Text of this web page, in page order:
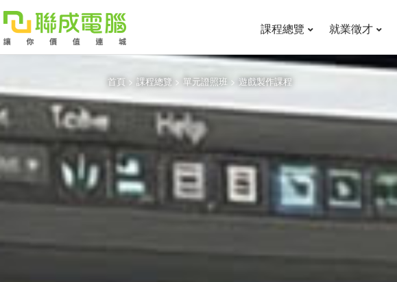
就業徵才
課程總覽
首頁 > 課程總覽 > 單元證照班 > 遊戲製作課程